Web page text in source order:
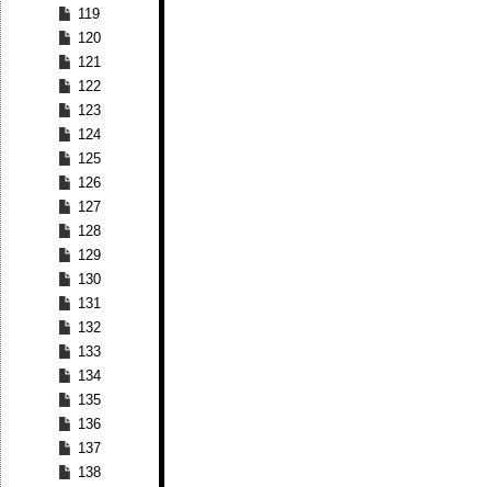
119
120
121
122
123
124
125
126
127
128
129
130
131
132
133
134
135
136
137
138